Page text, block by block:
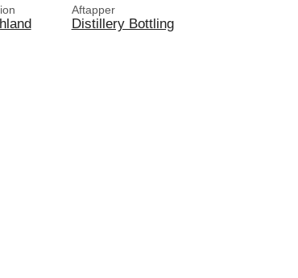
Aftapper
Distillery Bottling